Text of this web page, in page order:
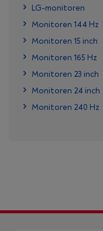
LG-monitoren
Monitoren 144 Hz
Monitoren 15 inch
Monitoren 165 Hz
Monitoren 23 inch
Monitoren 24 inch
Monitoren 240 Hz